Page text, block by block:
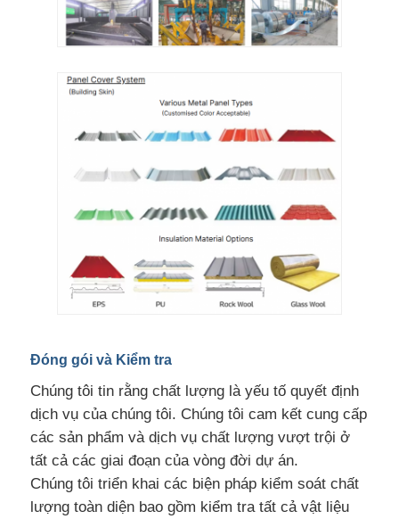
Đóng gói và Kiểm tra
Chúng tôi tin rằng chất lượng là yếu tố quyết định
dịch vụ của chúng tôi. Chúng tôi cam kết cung cấp
các sản phẩm và dịch vụ chất lượng vượt trội ở
tất cả các giai đoạn của vòng đời dự án.
Chúng tôi triển khai các biện pháp kiểm soát chất
lượng toàn diện bao gồm kiểm tra tất cả vật liệu